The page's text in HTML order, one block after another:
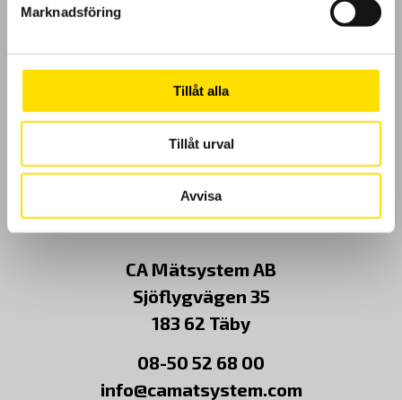
Marknadsföring
Tillåt alla
Tillåt urval
Avvisa
Klagomål
Kundundersökning
Om Oss
Kontakt
CA Mätsystem AB
Sjöflygvägen 35
183 62 Täby
08-50 52 68 00
info@camatsystem.com